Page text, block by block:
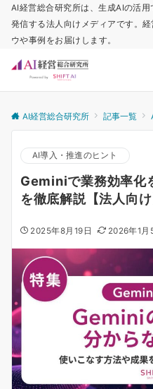
AI経営総合研究所は、生成AIの活
発信する法人向けメディアです。
ウや事例をお届けします。
AI経営総合研究所 記事一覧
AI導入・推進のヒント
Geminiで業務効率化
を徹底解説【法人向け
2025年8月19日 2026年1月